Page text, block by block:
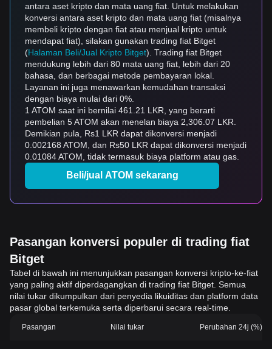
antara aset kripto dan mata uang fiat. Untuk melakukan
konversi antara aset kripto dan mata uang fiat (misalnya
membeli kripto dengan fiat atau menjual kripto untuk
mendapat fiat), silakan gunakan trading fiat Bitget
(Halaman Beli/Jual Kripto Bitget). Trading fiat Bitget
mendukung lebih dari 80 mata uang fiat, lebih dari 20
bahasa, dan berbagai metode pembayaran lokal.
Layanan ini juga menawarkan kemudahan transaksi
dengan biaya mulai dari 0%.
1 ATOM saat ini bernilai 461.21 LKR, yang berarti
pembelian 5 ATOM akan menelan biaya 2,306.07 LKR.
Demikian pula, Rs1 LKR dapat dikonversi menjadi
0.002168 ATOM, dan Rs50 LKR dapat dikonversi menjadi
0.01084 ATOM, tidak termasuk biaya platform atau gas.
Beli/jual ATOM sekarang
Pasangan konversi populer di trading fiat
Bitget
Tabel di bawah ini menunjukkan pasangan konversi kripto-ke-fiat
yang paling aktif diperdagangkan di trading fiat Bitget. Semua
nilai tukar dikumpulkan dari penyedia likuiditas dan platform data
pasar global terkemuka serta diperbarui secara real-time.
Pasangan Nilai tukar Perubahan 24j (%)